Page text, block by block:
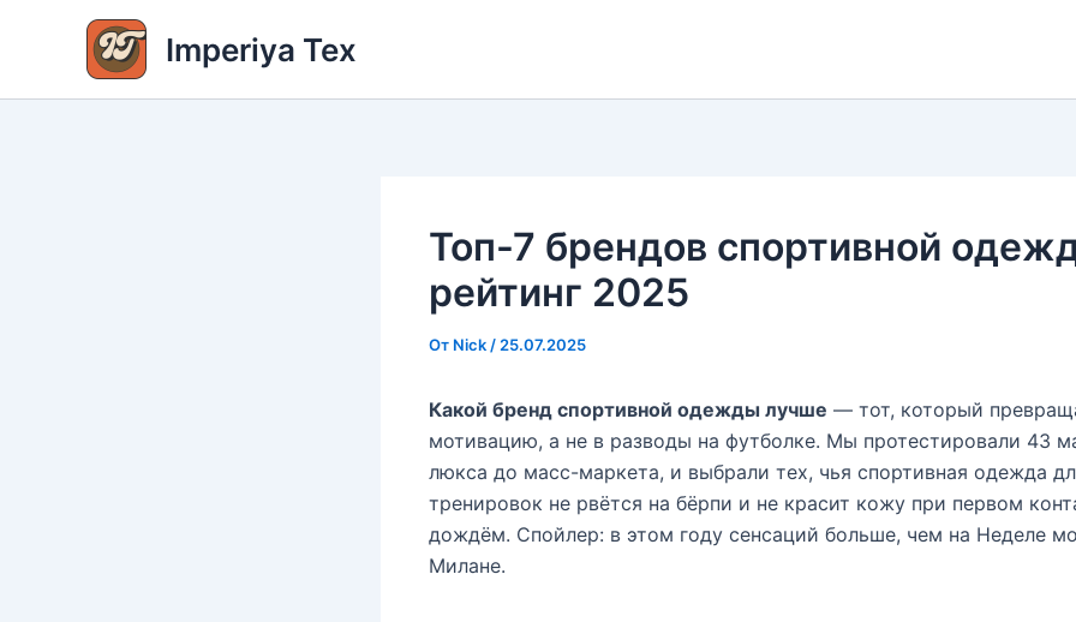
содержимому
Imperiya Tex
Топ-7 брендов спортивной
рейтинг 2025
От Nick / 25.07.2025
Какой бренд спортивной одежды лучше — тот, который
мотивацию, а не в разводы на футболке. Мы протестировали 43
люкса до масс-маркета, и выбрали тех, чья спортивная одежда
тренировок не рвётся на бёрпи и не красит кожу при первом
дождём. Спойлер: в этом году сенсаций больше, чем на Неделе
Милане.